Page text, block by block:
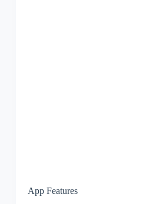
App Features